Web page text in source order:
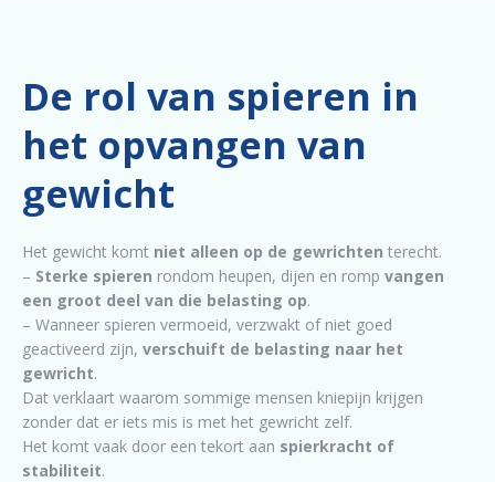
De rol van spieren in
het opvangen van
gewicht
Het gewicht komt niet alleen op de gewrichten terecht.
– Sterke spieren rondom heupen, dijen en romp vangen
een groot deel van die belasting op.
– Wanneer spieren vermoeid, verzwakt of niet goed
geactiveerd zijn, verschuift de belasting naar het
gewricht.
Dat verklaart waarom sommige mensen kniepijn krijgen
zonder dat er iets mis is met het gewricht zelf.
Het komt vaak door een tekort aan spierkracht of
stabiliteit.